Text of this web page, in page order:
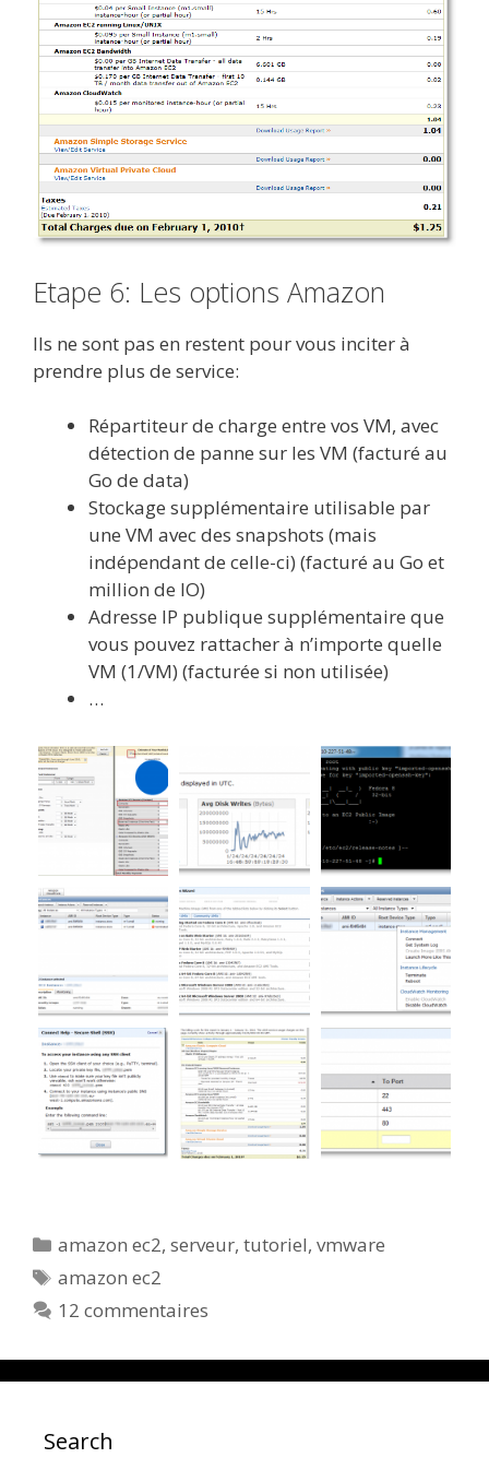
Etape 6: Les options Amazon
Ils ne sont pas en restent pour vous inciter à
prendre plus de service:
Répartiteur de charge entre vos VM, avec
détection de panne sur les VM (facturé au
Go de data)
Stockage supplémentaire utilisable par
une VM avec des snapshots (mais
indépendant de celle-ci) (facturé au Go et
million de IO)
Adresse IP publique supplémentaire que
vous pouvez rattacher à n’importe quelle
VM (1/VM) (facturée si non utilisée)
…
Catégories
amazon ec2,serveur,tutoriel,vmware
Étiquettes
amazon ec2
12 commentaires
Search